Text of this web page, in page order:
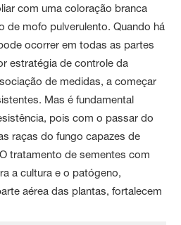
com uma coloração branca
de mofo pulverulento. Quando há
ocorrer em todas as partes
estratégia de controle da
de medidas, a começar
Mas é fundamental
pois com o passar do
raças do fungo capazes de
tratamento de sementes com
a cultura e o patógeno,
aérea das plantas, fortalecem